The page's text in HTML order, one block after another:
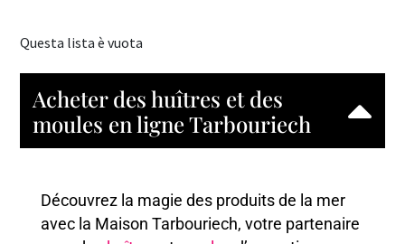
Questa lista è vuota
Acheter des huîtres et des
moules en ligne Tarbouriech
Découvrez la magie des produits de la mer
avec la Maison Tarbouriech, votre partenaire